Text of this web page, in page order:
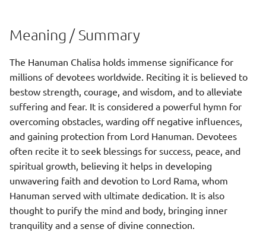
Meaning / Summary
The Hanuman Chalisa holds immense significance for
millions of devotees worldwide. Reciting it is believed to
bestow strength, courage, and wisdom, and to alleviate
suffering and fear. It is considered a powerful hymn for
overcoming obstacles, warding off negative influences,
and gaining protection from Lord Hanuman. Devotees
often recite it to seek blessings for success, peace, and
spiritual growth, believing it helps in developing
unwavering faith and devotion to Lord Rama, whom
Hanuman served with ultimate dedication. It is also
thought to purify the mind and body, bringing inner
tranquility and a sense of divine connection.